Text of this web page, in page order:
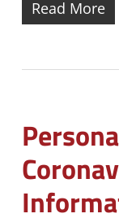
Read More